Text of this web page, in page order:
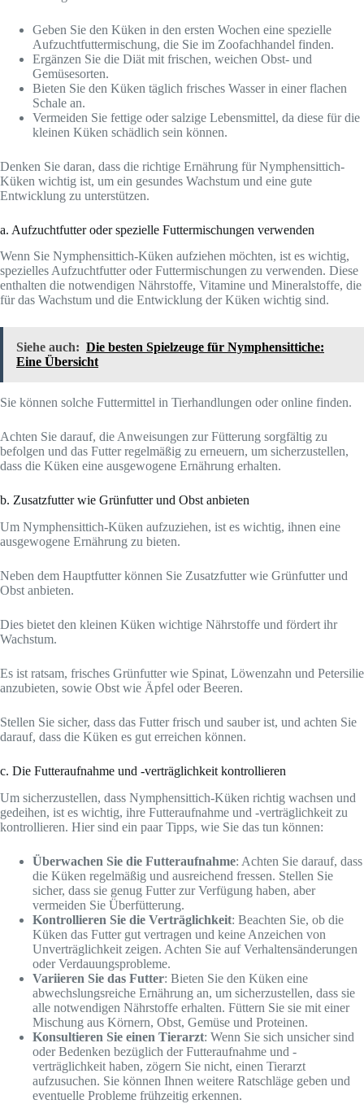
Geben Sie den Küken in den ersten Wochen eine spezielle
Aufzuchtfuttermischung, die Sie im Zoofachhandel finden.
Ergänzen Sie die Diät mit frischen, weichen Obst- und
Gemüsesorten.
Bieten Sie den Küken täglich frisches Wasser in einer flachen
Schale an.
Vermeiden Sie fettige oder salzige Lebensmittel, da diese für die
kleinen Küken schädlich sein können.
Denken Sie daran, dass die richtige Ernährung für Nymphensittich-
Küken wichtig ist, um ein gesundes Wachstum und eine gute
Entwicklung zu unterstützen.
a. Aufzuchtfutter oder spezielle Futtermischungen verwenden
Wenn Sie Nymphensittich-Küken aufziehen möchten, ist es wichtig,
spezielles Aufzuchtfutter oder Futtermischungen zu verwenden. Diese
enthalten die notwendigen Nährstoffe, Vitamine und Mineralstoffe, die
für das Wachstum und die Entwicklung der Küken wichtig sind.
Siehe auch: Die besten Spielzeuge für Nymphensittiche:
Eine Übersicht
Sie können solche Futtermittel in Tierhandlungen oder online finden.
Achten Sie darauf, die Anweisungen zur Fütterung sorgfältig zu
befolgen und das Futter regelmäßig zu erneuern, um sicherzustellen,
dass die Küken eine ausgewogene Ernährung erhalten.
b. Zusatzfutter wie Grünfutter und Obst anbieten
Um Nymphensittich-Küken aufzuziehen, ist es wichtig, ihnen eine
ausgewogene Ernährung zu bieten.
Neben dem Hauptfutter können Sie Zusatzfutter wie Grünfutter und
Obst anbieten.
Dies bietet den kleinen Küken wichtige Nährstoffe und fördert ihr
Wachstum.
Es ist ratsam, frisches Grünfutter wie Spinat, Löwenzahn und Petersilie
anzubieten, sowie Obst wie Äpfel oder Beeren.
Stellen Sie sicher, dass das Futter frisch und sauber ist, und achten Sie
darauf, dass die Küken es gut erreichen können.
c. Die Futteraufnahme und -verträglichkeit kontrollieren
Um sicherzustellen, dass Nymphensittich-Küken richtig wachsen und
gedeihen, ist es wichtig, ihre Futteraufnahme und -verträglichkeit zu
kontrollieren. Hier sind ein paar Tipps, wie Sie das tun können:
Überwachen Sie die Futteraufnahme: Achten Sie darauf, dass
die Küken regelmäßig und ausreichend fressen. Stellen Sie
sicher, dass sie genug Futter zur Verfügung haben, aber
vermeiden Sie Überfütterung.
Kontrollieren Sie die Verträglichkeit: Beachten Sie, ob die
Küken das Futter gut vertragen und keine Anzeichen von
Unverträglichkeit zeigen. Achten Sie auf Verhaltensänderungen
oder Verdauungsprobleme.
Variieren Sie das Futter: Bieten Sie den Küken eine
abwechslungsreiche Ernährung an, um sicherzustellen, dass sie
alle notwendigen Nährstoffe erhalten. Füttern Sie sie mit einer
Mischung aus Körnern, Obst, Gemüse und Proteinen.
Konsultieren Sie einen Tierarzt: Wenn Sie sich unsicher sind
oder Bedenken bezüglich der Futteraufnahme und -
verträglichkeit haben, zögern Sie nicht, einen Tierarzt
aufzusuchen. Sie können Ihnen weitere Ratschläge geben und
eventuelle Probleme frühzeitig erkennen.